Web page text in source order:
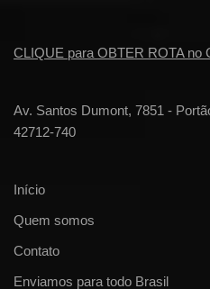
CLIQUE para OBTER ROTA no
Av. Santos Dumont, 7851 -
42712-740
Início
Quem somos
Contato
Enviamos para todo Brasil